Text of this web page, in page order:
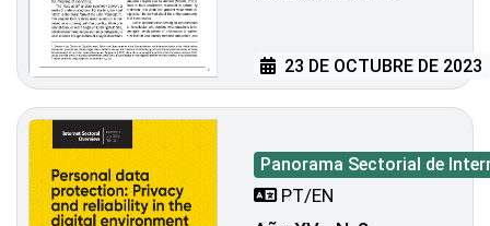
23 DE OCTUBRE DE 2023
Panorama Sectorial de
PT/EN